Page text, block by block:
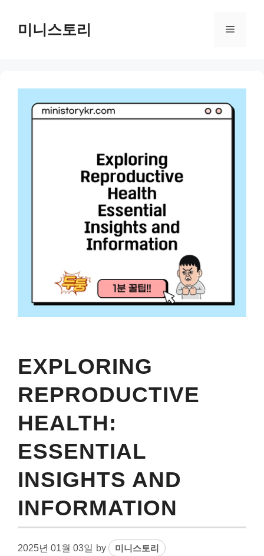
content미니스토리 Menu
EXPLORING
REPRODUCTIVE
HEALTH:
ESSENTIAL
INSIGHTS AND
INFORMATION
2025년 01월 03일 by 미니스토리